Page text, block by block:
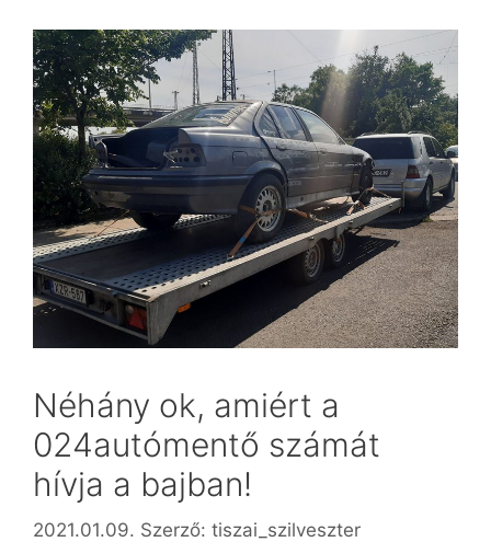
Néhány ok, amiért a
024autómentő számát
hívja a bajban!
2021.01.09. Szerző: tiszai_szilveszter